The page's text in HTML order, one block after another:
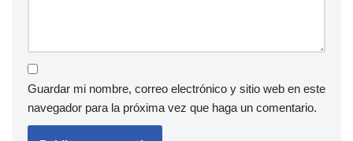
Guardar mi nombre, correo electrónico y sitio web en este
navegador para la próxima vez que haga un comentario.